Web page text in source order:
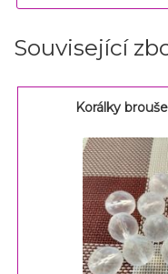
Související
Korálky